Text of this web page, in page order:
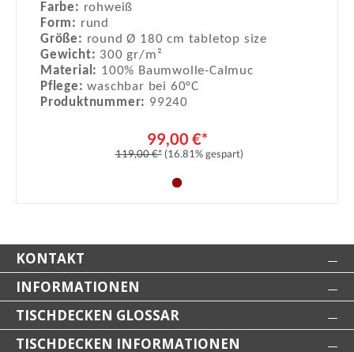
Farbe: rohweiß
Form: rund
Größe: round Ø 180 cm tabletop size
Gewicht: 300 gr/m²
Material: 100% Baumwolle-Calmuc
Pflege:waschbar bei 60°C
Produktnummer: 99240
99,00 €*
119,00 €* (16.81% gespart)
KONTAKT
INFORMATIONEN
TISCHDECKEN GLOSSAR
TISCHDECKEN INFORMATIONEN